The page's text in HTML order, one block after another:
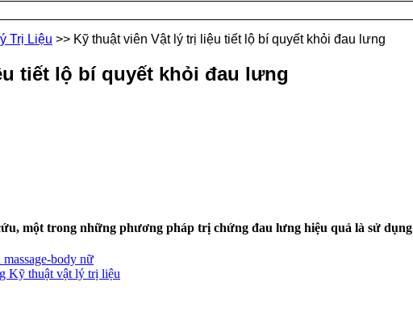
Trị Liệu >> Kỹ thuật viên Vật lý trị liệu tiết lộ bí quyết khỏi đau lưng
tiết lộ bí quyết khỏi đau lưng
một trong những phương pháp trị chứng đau lưng hiệu quả là sử dụng
body nữ
Kỹ thuật vật lý trị liệu